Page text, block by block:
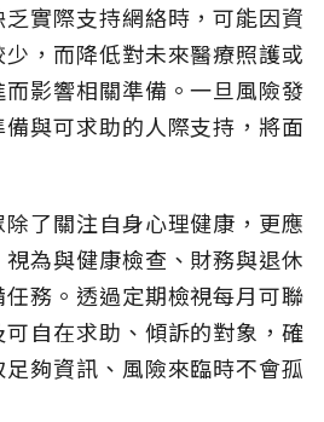
實際支持網絡時，可能因資
，而降低對未來醫療照護或
影響相關準備。一旦風險發
與可求助的人際支持，將面
了關注自身心理健康，更應
為與健康檢查、財務與退休
務。透過定期檢視每月可聯
自在求助、傾訴的對象，確
夠資訊、風險來臨時不會孤